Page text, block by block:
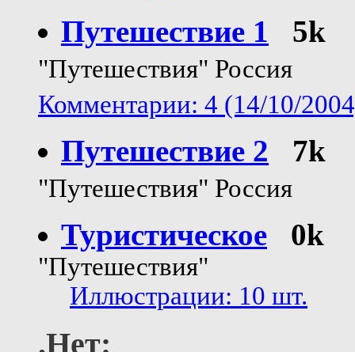
Путешествие 1 5k
"Путешествия" Россия
Комментарии: 4 (14/10/
Путешествие 2 7k
"Путешествия" Россия
Туристическое 0k
"Путешествия"
Иллюстрации: 10 шт.
.Нет: